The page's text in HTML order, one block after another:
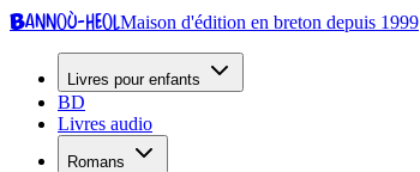
Bannoù-heolMaison d'édition en breton depuis 1999
Livres pour enfants
BD
Livres audio
Romans